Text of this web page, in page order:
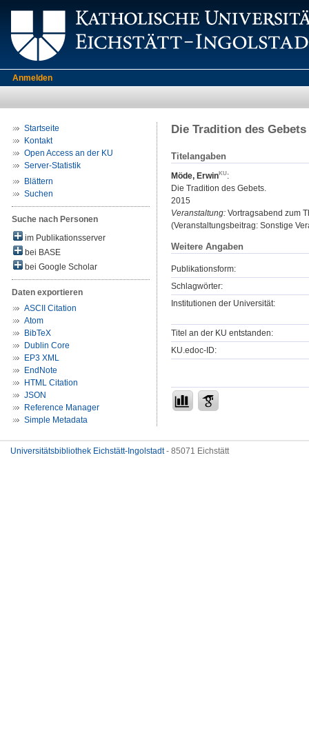
Anmelden
Startseite
Kontakt
Open Access an der KU
Server-Statistik
Blättern
Suchen
Suche nach Personen
im Publikationsserver
bei BASE
bei Google Scholar
Daten exportieren
ASCII Citation
Atom
BibTeX
Dublin Core
EP3 XML
EndNote
HTML Citation
JSON
Reference Manager
Simple Metadata
Die Tradition des Gebets
Titelangaben
Möde, Erwin
:
Die Tradition des Gebets.
2015
Veranstaltung: Vortragsabend zum
(Veranstaltungsbeitrag: Sonstige
Weitere Angaben
Publikationsform:
Schlagwörter:
Institutionen der Universität:
Titel an der KU entstanden:
KU.edoc-ID:
Universitätsbibliothek Eichstätt-Ingolstadt- 85071 Eichstätt